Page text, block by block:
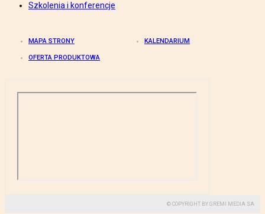
Szkolenia i konferencje
MAPA STRONY KALENDARIUM
OFERTA PRODUKTOWA
© COPYRIGHT BY GREMI MEDIA SA